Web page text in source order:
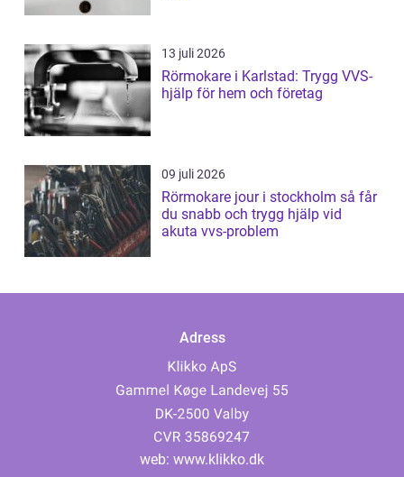
13 juli 2026
Rörmokare i Karlstad: Trygg VVS-
hjälp för hem och företag
09 juli 2026
Rörmokare jour i stockholm så får
du snabb och trygg hjälp vid
akuta vvs-problem
Adress
web: www.klikko.dk